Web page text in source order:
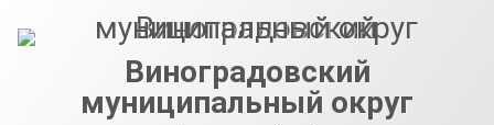
Виноградовский
муниципальный округ